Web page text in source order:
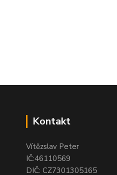
Kontakt
Vítězslav Peter
IČ:46110569
DIČ: CZ7301305165